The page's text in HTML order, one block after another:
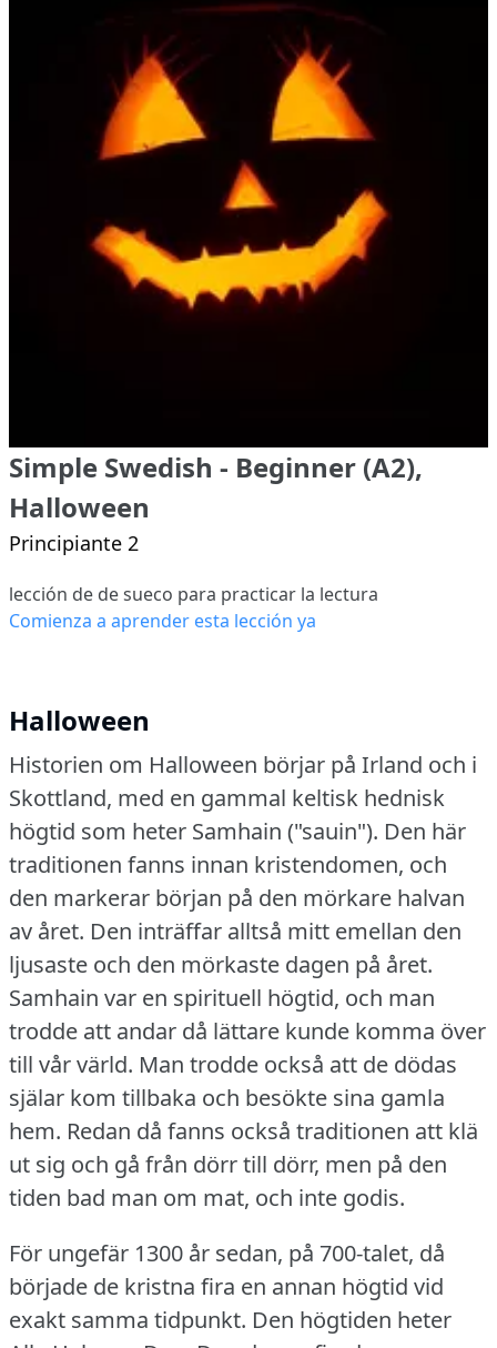
Simple Swedish - Beginner (A2),
Halloween
Principiante 2
lección de de sueco para practicar la lectura
Comienza a aprender esta lección ya
Halloween
Historien om Halloween börjar på Irland och i
Skottland, med en gammal keltisk hednisk
högtid som heter Samhain ("sauin"). Den här
traditionen fanns innan kristendomen, och
den markerar början på den mörkare halvan
av året. Den inträffar alltså mitt emellan den
ljusaste och den mörkaste dagen på året.
Samhain var en spirituell högtid, och man
trodde att andar då lättare kunde komma över
till vår värld. Man trodde också att de dödas
själar kom tillbaka och besökte sina gamla
hem. Redan då fanns också traditionen att klä
ut sig och gå från dörr till dörr, men på den
tiden bad man om mat, och inte godis.
För ungefär 1300 år sedan, på 700-talet, då
började de kristna fira en annan högtid vid
exakt samma tidpunkt. Den högtiden heter